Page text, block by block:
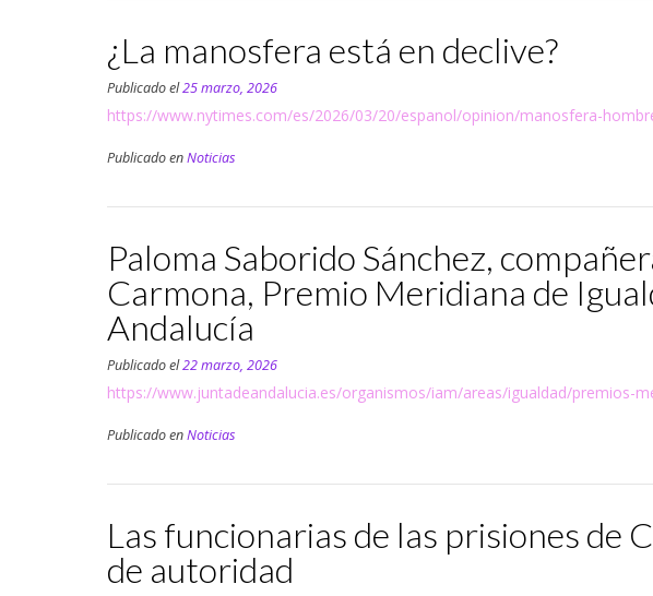
¿La manosfera está en declive?
Publicado el25 marzo, 2026
https://www.nytimes.com/es/2026/03/20/espanol/opinion/manosfera-
Publicado enNoticias
Paloma Saborido Sánchez,
Carmona, Premio Meridiana de
Andalucía
Publicado el22 marzo, 2026
https://www.juntadeandalucia.es/organismos/iam/areas/igualdad/premios-
Publicado enNoticias
Las funcionarias de las prisiones de
de autoridad